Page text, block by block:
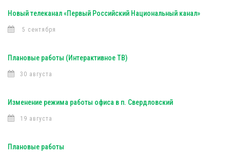
Новый телеканал «Первый Российский Национальный канал»
5 сентября
Плановые работы (Интерактивное ТВ)
30 августа
Изменение режима работы офиса в п. Свердловский
19 августа
Плановые работы